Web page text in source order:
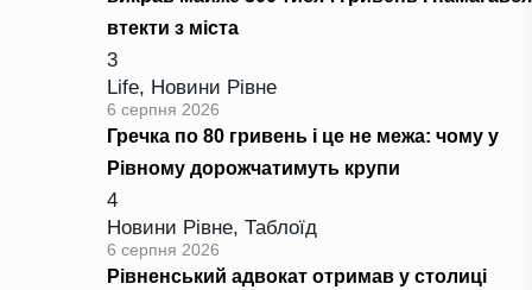
втекти з міста
3
Life, Новини Рівне
6 серпня 2026
Гречка по 80 гривень і це не межа: чому у
Рівному дорожчатимуть крупи
4
Новини Рівне, Таблоїд
6 серпня 2026
Рівненський адвокат отримав у столиці